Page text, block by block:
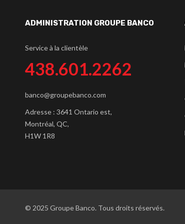
ADMINISTRATION GROUPE BANCO
Service à la clientèle
438.601.2262
banco@groupebanco.com
Adresse : 3641 Ontario est,
Montréal, QC,
H1W 1R8
© 2025 Groupe Banco. Tous droits réservés.